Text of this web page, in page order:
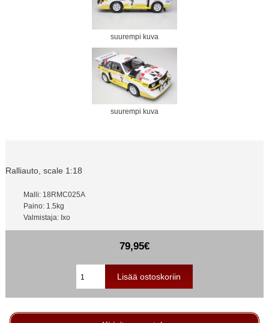
suurempi kuva
suurempi kuva
Ralliauto, scale 1:18
Malli: 18RMC025A
Paino: 1.5kg
Valmistaja: Ixo
79,95€